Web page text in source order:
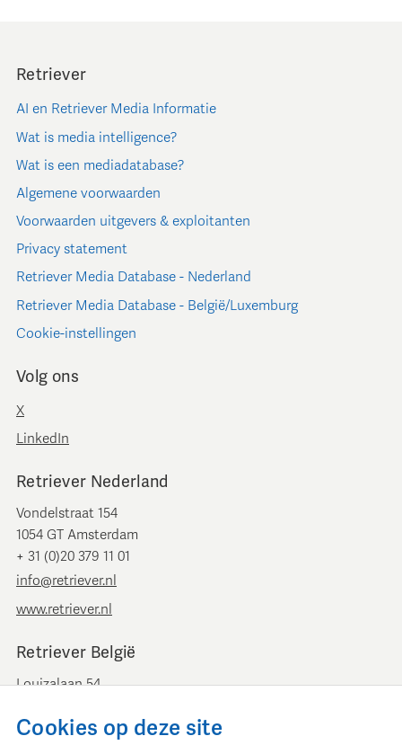
Retriever
AI en Retriever Media Informatie
Wat is media intelligence?
Wat is een mediadatabase?
Algemene voorwaarden
Voorwaarden uitgevers & exploitanten
Privacy statement
Retriever Media Database - Nederland
Retriever Media Database - België/Luxemburg
Cookie-instellingen
Volg ons
X
LinkedIn
Retriever Nederland
Vondelstraat 154
1054 GT Amsterdam
+ 31 (0)20 379 11 01
info@retriever.nl
www.retriever.nl
Retriever België
Louizalaan 54
+ 32 (0)2 893 00 52
Cookies op deze site